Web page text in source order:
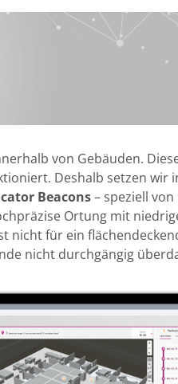
von Gebäuden.
Deshalb setzen wir
Beacons– speziell
Ortung mit
nicht für ein
nicht durchgängig